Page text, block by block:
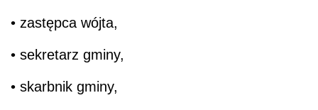
• zastępca wójta,
• sekretarz gminy,
• skarbnik gminy,